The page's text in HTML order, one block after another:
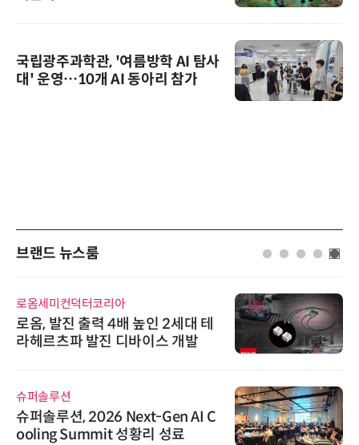
국립광주과학관, '여름방학 AI 탐사
대' 운영…10개 AI 동아리 참가
브랜드 뉴스룸
로옴세미컨덕터코리아
로옴, 발진 출력 4배 높인 2세대 테
라헤르츠파 발진 디바이스 개발
슈퍼솔루션
슈퍼솔루션, 2026 Next-Gen AI C
ooling Summit 성황리 성료